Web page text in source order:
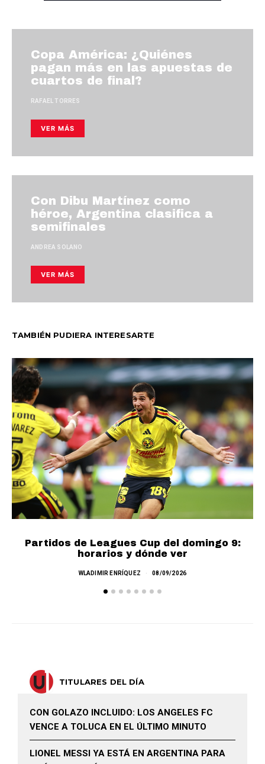
Copa América: ¿Quiénes
pagan más en las apuestas de
cuartos de final?
RAFAEL TORRES
VER MÁS
Con Dibu Martínez como
héroe, Argentina clasifica a
semifinales
ANDREA SOLANO
VER MÁS
TAMBIÉN PUDIERA INTERESARTE
Partidos de Leagues Cup del domingo 9:
horarios y dónde ver
WLADIMIR ENRÍQUEZ 08/09/2026
TITULARES DEL DÍA
CON GOLAZO INCLUIDO: LOS ANGELES FC
VENCE A TOLUCA EN EL ÚLTIMO MINUTO
LIONEL MESSI YA ESTÁ EN ARGENTINA PARA